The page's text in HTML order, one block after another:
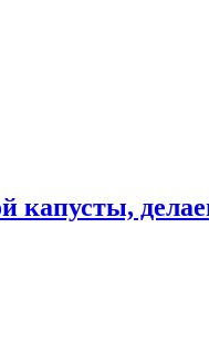
капусты,